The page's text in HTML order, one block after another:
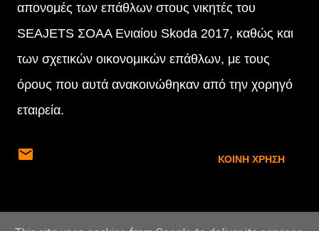
απονομές των επάθλων στους νικητές του
SEAJETS ΣΟΑΑ Ενιαίου Skoda 2017, καθώς και
των σχετικών οικονομικών επάθλων, με τους
όρους που αυτά ανακοινώθηκαν από την χορηγό
εταιρεία.
ΚΟΙΝΉ ΧΡΉΣΗ